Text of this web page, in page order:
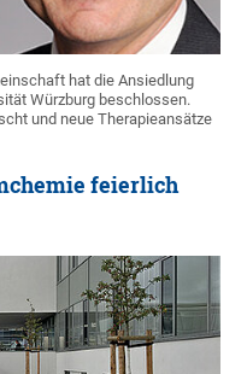
hat die Ansiedlung
Würzburg beschlossen.
und neue Therapieansätze
feierlich